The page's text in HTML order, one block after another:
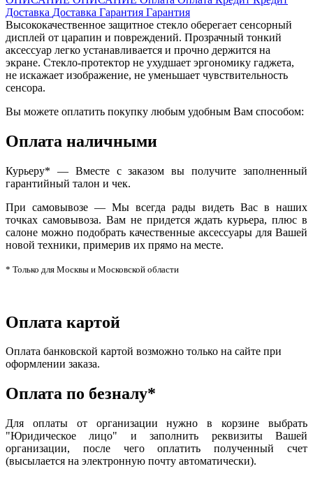
Доставка Доставка Гарантия Гарантия
Высококачественное защитное стекло оберегает сенсорный
дисплей от царапин и повреждений. Прозрачный тонкий
аксессуар легко устанавливается и прочно держится на
экране. Стекло-протектор не ухудшает эргономику гаджета,
не искажает изображение, не уменьшает чувствительность
сенсора.
Вы можете оплатить покупку любым удобным Вам способом:
Оплата наличными
Курьеру* — Вместе с заказом вы получите заполненный
гарантийный талон и чек.
При самовывозе — Мы всегда рады видеть Вас в наших
точках самовывоза. Вам не придется ждать курьера, плюс в
салоне можно подобрать качественные аксессуары для Вашей
новой техники, примерив их прямо на месте.
* Только для Москвы и Московской области
Оплата картой
Оплата банковской картой возможно только на сайте при
оформлении заказа.
Оплата по безналу*
Для оплаты от организации нужно в корзине выбрать
"Юридическое лицо" и заполнить реквизиты Вашей
организации, после чего оплатить полученный счет
(высылается на электронную почту автоматически).